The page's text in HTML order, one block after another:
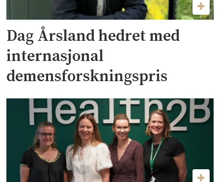
Dag Årsland hedret med
internasjonal
demensforskningspris